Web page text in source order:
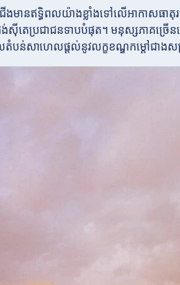
ងមានឥទ្ធិពលយ៉ាងខ្លាំងទៅលើអាកាសធ
តេប្រជាជនទាបបំផុត។ មនុស្សភាគច្រើន
បន់សាហេលផ្តល់នូវលក្ខខណ្ឌកម្តៅជាងស